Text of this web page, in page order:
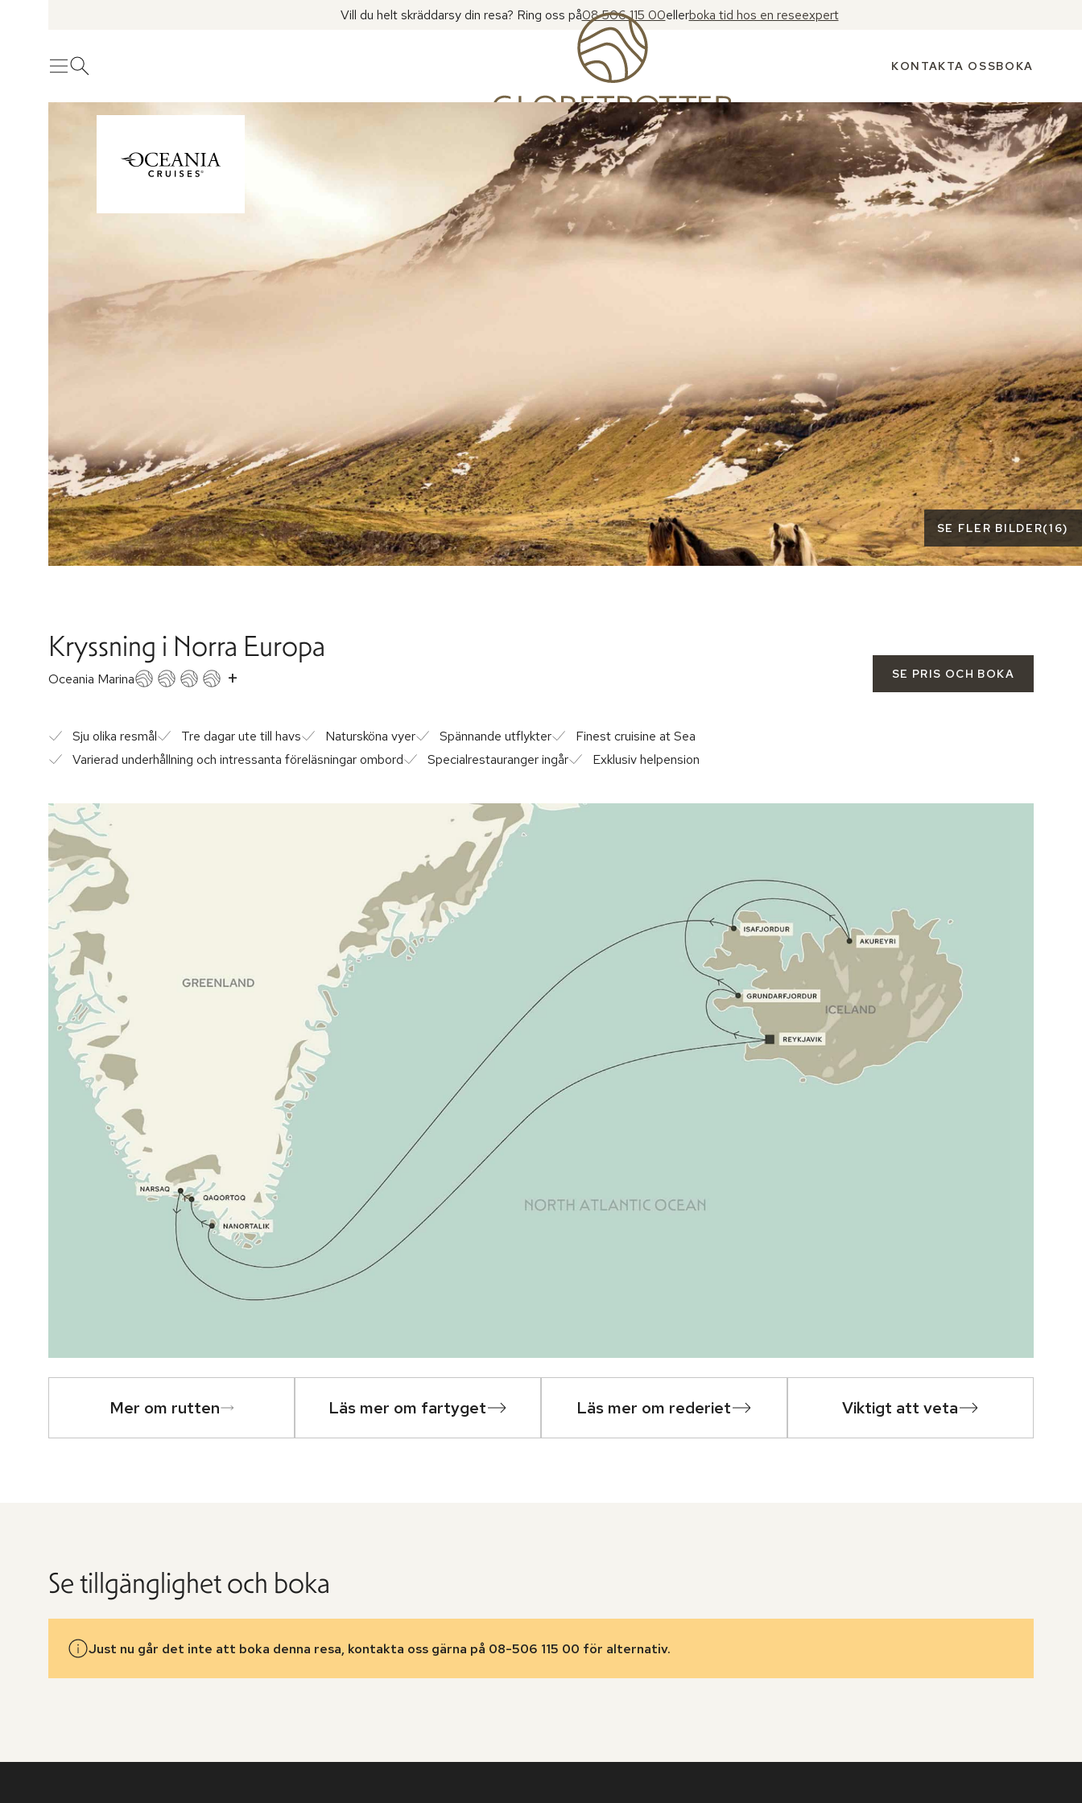
Vill du helt skräddarsy din resa? Ring oss på08 506 115 00ellerboka tid hos en reseexpert
MenyÖppna sök KONTAKTA OSSBOKA
SE FLER BILDER(16)
Kryssning i Norra Europa
Oceania Marina + SE PRIS OCH BOKA
Sju olika resmål Tre dagar ute till havs Natursköna vyer Spännande utflykter
Finest cruisine at Sea
Varierad underhållning och intressanta föreläsningar ombord
Specialrestauranger ingår Exklusiv helpension
Mer om rutten Läs mer om fartyget Läs mer om rederiet Viktigt att veta
Se tillgänglighet och boka
Just nu går det inte att boka denna resa, kontakta oss gärna på 08-506 115 00 för alternativ.